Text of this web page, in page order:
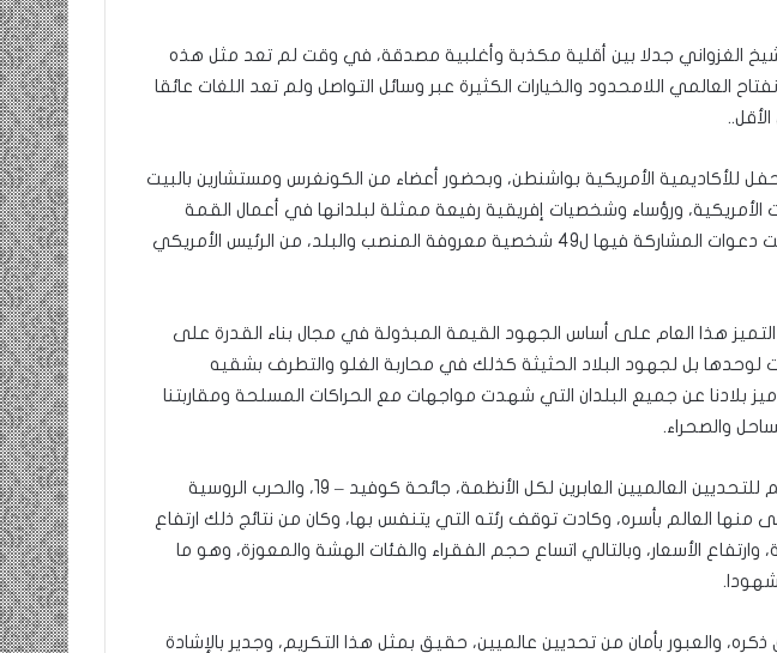
الغزواني جدلا بين أقلية مكذبة وأغلبية مصدقة، في وقت لم تعد مثل هذه
العالمي اللامحدود والخيارات الكثيرة عبر وسائل التواصل ولم تعد اللغات عائقا
للأكاديمية الأمريكية بواشنطن، وبحضور أعضاء من الكونغرس ومستشارين بالبيت
الأمريكية، ورؤساء وشخصيات إفريقية رفيعة ممثلة لبلدانها في أعمال القمة
الأمريكية الإفريقية، التي وجهت دعوات المشاركة فيها ل49 شخصية معروفة المنصب والبلد، من الرئيس الأمريكي
التميز هذا العام على أساس الجهود القيمة المبذولة في مجال بناء القدرة على
لوحدها بل لجهود البلاد الحثيثة كذلك في محاربة الغلو والتطرف بشقيه
بلادنا عن جميع البلدان التي شهدت مواجهات مع الحراكات المسلحة ومقاربتنا
والصحراء.
ينضاف إلى ذلك التدبير المحكم للتحديين العالميين العابرين لكل الأنظمة، جائحة كوفيد – 19، والحرب الروسية
منها العالم بأسره، وكادت توقف رئته التي يتنفس بها، وكان من نتائج ذلك ارتفاع
وارتفاع الأسعار، وبالتالي اتساع حجم الفقراء والفئات الهشة والمعوزة، وهو ما
والعبور بأمان من تحديين عالميين، حقيق بمثل هذا التكريم، وجدير بالإشادة
ومضة ..أفول شمس الإنسانية في
أمتين…!! الشريف بونا
مطرقة
المعارضة…
!!!
/
الشريف
ومضة : / …حزب الانصاف …/ بين
مطرقة المعارضة… وسندان المغاضبين
… !!! / الشريف بونا